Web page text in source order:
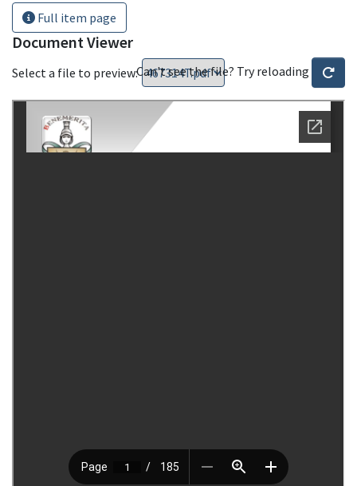
Full item page
Document Viewer
Select a file to preview:Can't see the file? Try reloading